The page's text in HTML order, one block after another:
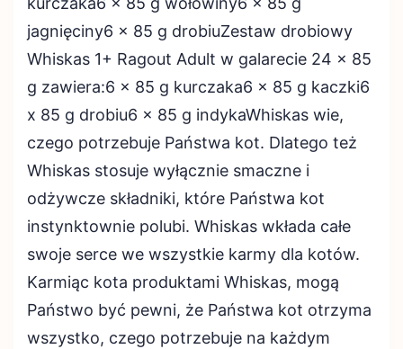
jagnięciny6 x 85 g drobiuZestaw drobiowy
Whiskas 1+ Ragout Adult w galarecie 24 x 85
g zawiera:6 x 85 g kurczaka6 x 85 g kaczki6
x 85 g drobiu6 x 85 g indykaWhiskas wie,
czego potrzebuje Państwa kot. Dlatego też
Whiskas stosuje wyłącznie smaczne i
odżywcze składniki, które Państwa kot
instynktownie polubi. Whiskas wkłada całe
swoje serce we wszystkie karmy dla kotów.
Karmiąc kota produktami Whiskas, mogą
Państwo być pewni, że Państwa kot otrzyma
wszystko, czego potrzebuje na każdym